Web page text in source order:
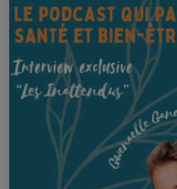
Podcast
UN HAVRE DE CULTURE
PAROLES D'ENTREPRENEURS
AU TOUR DE ... AUTOUR DE ....
ÊTRE-BIEN
LE LIVE RADIO GIRAFE
DICTIONNAIRE DES IDÉES CONFUSES